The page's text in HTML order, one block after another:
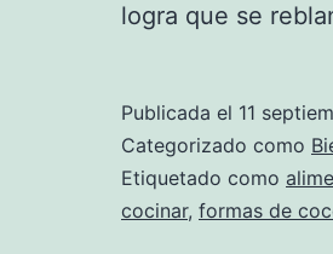
logra que se
Publicada el 11
Categorizado como
Etiquetado como
cocinar, formas de